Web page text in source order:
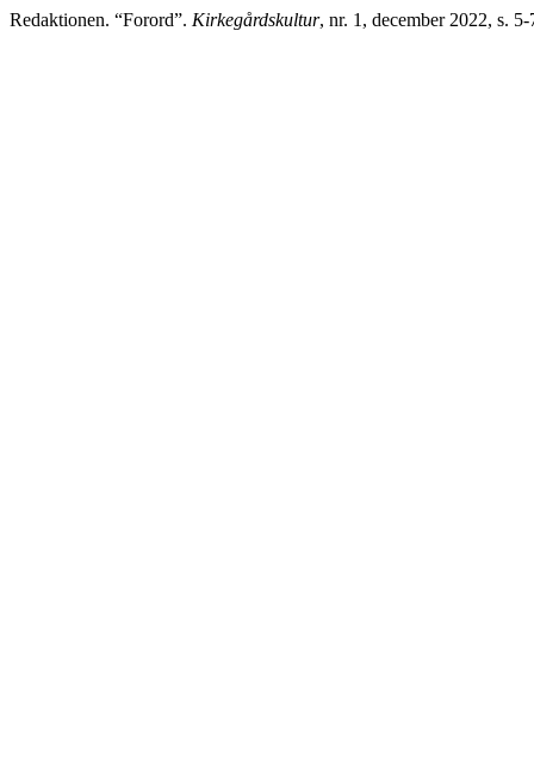
Redaktionen. “Forord”. Kirkegårdskultur, nr. 1, december 2022, s.